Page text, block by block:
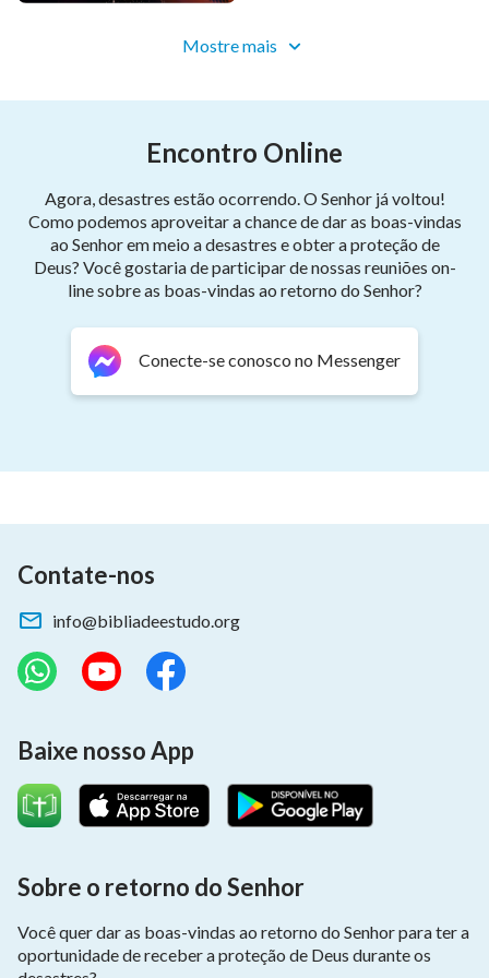
agora tenho os princípios da conduta humana.
Tudo que faço e digo é pelas palavras de Deus.
Aceitar o escrutínio de Deus em todas as coisas deixa
Sem trapaça, sem engano, vivo na luz.
Com o coração aberto, sou uma pessoa honesta
e tenho finalmente uma aparência humana.
O julgamento e o castigo de Deus me salvaram
Sou eternamente grato ao amor de Deus e à Sua
salvação!
Sou eternamente grato ao amor de Deus e à Sua
salvação!
Saiba mais:
Vídeos de Música
Vídeos de Música e de Dança
Mostre mais
Encontro Online
Agora, desastres estão ocorrendo. O Senhor já voltou!
Como podemos aproveitar a chance de dar as boas-vindas
ao Senhor em meio a desastres e obter a proteção de
Deus? Você gostaria de participar de nossas reuniões on-
line sobre as boas-vindas ao retorno do Senhor?
Conecte-se conosco no Messenger
Contate-nos
info@bibliadeestudo.org
Baixe nosso App
Sobre o retorno do Senhor
Você quer dar as boas-vindas ao retorno do Senhor para ter a
oportunidade de receber a proteção de Deus durante os